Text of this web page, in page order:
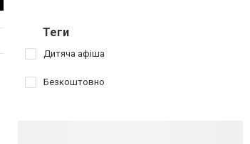
Теги
Дитяча афіша
Безкоштовно